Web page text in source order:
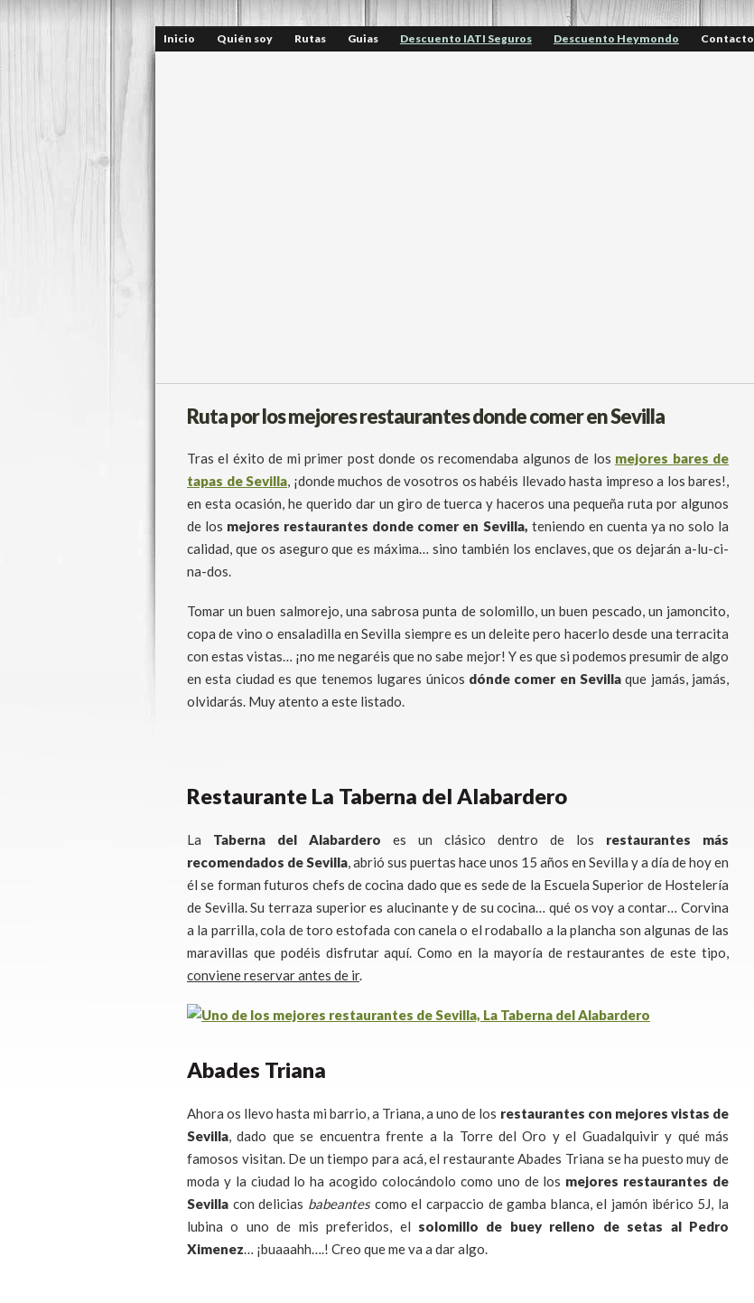
Inicio Quién soy Rutas Guias Descuento IATI Seguros Descuento Heymondo Contacto
Ruta por los mejores restaurantes donde comer en Sevilla
Tras el éxito de mi primer post donde os recomendaba algunos de los mejores bares de
tapas de Sevilla, ¡donde muchos de vosotros os habéis llevado hasta impreso a los bares!,
en esta ocasión, he querido dar un giro de tuerca y haceros una pequeña ruta por algunos
de los mejores restaurantes donde comer en Sevilla, teniendo en cuenta ya no solo la
calidad, que os aseguro que es máxima… sino también los enclaves, que os dejarán a-lu-ci-
na-dos.
Tomar un buen salmorejo, una sabrosa punta de solomillo, un buen pescado, un jamoncito,
copa de vino o ensaladilla en Sevilla siempre es un deleite pero hacerlo desde una terracita
con estas vistas… ¡no me negaréis que no sabe mejor! Y es que si podemos presumir de algo
en esta ciudad es que tenemos lugares únicos dónde comer en Sevillaque jamás, jamás,
olvidarás. Muy atento a este listado.
Restaurante La Taberna del Alabardero
La Taberna del Alabardero es un clásico dentro de los restaurantes más
recomendados de Sevilla, abrió sus puertas hace unos 15 años en Sevilla y a día de hoy en
él se forman futuros chefs de cocina dado que es sede de la Escuela Superior de Hostelería
de Sevilla. Su terraza superior es alucinante y de su cocina… qué os voy a contar… Corvina
a la parrilla, cola de toro estofada con canela o el rodaballo a la plancha son algunas de las
maravillas que podéis disfrutar aquí. Como en la mayoría de restaurantes de este tipo,
conviene reservar antes de ir.
Abades Triana
Ahora os llevo hasta mi barrio, a Triana, a uno de los restaurantes con mejores vistas de
Sevilla, dado que se encuentra frente a la Torre del Oro y el Guadalquiviry qué más
famosos visitan. De un tiempo para acá, el restaurante Abades Triana se ha puesto muy de
moda y la ciudad lo ha acogido colocándolo como uno de los mejores restaurantes de
Sevilla con delicias babeantescomo el carpaccio de gamba blanca, el jamón ibérico 5J, la
lubina o uno de mis preferidos, el solomillo de buey relleno de setas al Pedro
Ximenez… ¡buaaahh….! Creo que me va a dar algo.